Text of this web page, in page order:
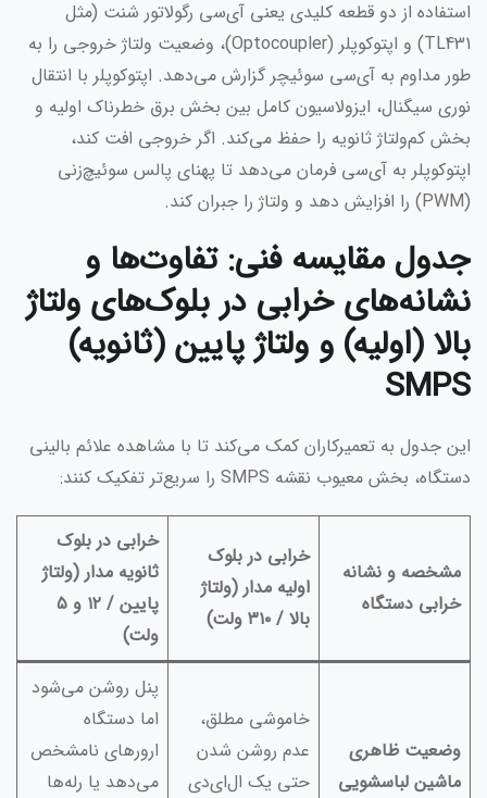
استفاده از دو قطعه کلیدی یعنی آی‌سی رگولاتور شنت (مثل
TL431) و اپتوکوپلر (Optocoupler)، وضعیت ولتاژ خروجی را به
طور مداوم به آی‌سی سوئیچر گزارش می‌دهد. اپتوکوپلر با انتقال
نوری سیگنال، ایزولاسیون کامل بین بخش برق خطرناک اولیه و
بخش کم‌ولتاژ ثانویه را حفظ می‌کند. اگر خروجی افت کند،
اپتوکوپلر به آی‌سی فرمان می‌دهد تا پهنای پالس سوئیچ‌زنی
(PWM) را افزایش دهد و ولتاژ را جبران کند.
جدول مقایسه فنی: تفاوت‌ها و
نشانه‌های خرابی در بلوک‌های ولتاژ
بالا (اولیه) و ولتاژ پایین (ثانویه)
SMPS
این جدول به تعمیرکاران کمک می‌کند تا با مشاهده علائم بالینی
دستگاه، بخش معیوب نقشه SMPS را سریع‌تر تفکیک کنند:
مشخصه و نشانه
خرابی دستگاه
خرابی در بلوک
اولیه مدار (ولتاژ
بالا / ۳۱۰ ولت)
خرابی در بلوک
ثانویه مدار (ولتاژ
پایین / ۱۲ و ۵
ولت)
وضعیت ظاهری
ماشین لباسشویی
خاموشی مطلق،
عدم روشن شدن
حتی یک ال‌ای‌دی
پنل روشن می‌شود
اما دستگاه
ارورهای نامشخص
می‌دهد یا رله‌ها